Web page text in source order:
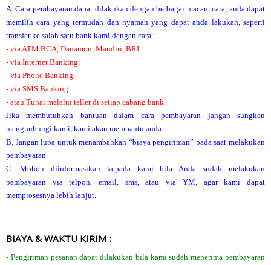
A. Cara pembayaran dapat dilakukan dengan berbagai macam cara, anda dapat
memilih cara yang termudah dan nyaman yang dapat anda lakukan, seperti
transfer ke salah satu bank kami dengan cara :
- via ATM BCA, Danamon, Mandiri, BRI.
- via Internet Banking.
- via Phone Banking.
- via SMS Banking.
- atau Tunai melalui teller di setiap cabang bank.
Jika membutuhkan bantuan dalam cara pembayaran jangan sungkan
menghubungi kami, kami akan membantu anda.
B. Jangan lupa untuk menambahkan “biaya pengiriman” pada saat melakukan
pembayaran.
C. Mohon diinformasikan kepada kami bila Anda sudah melakukan
pembayaran via telpon, email, sms, atau via YM, agar kami dapat
memprosesnya lebih lanjut.
BIAYA & WAKTU KIRIM :
- Pengiriman pesanan dapat dilakukan bila kami sudah menerima pembayaran